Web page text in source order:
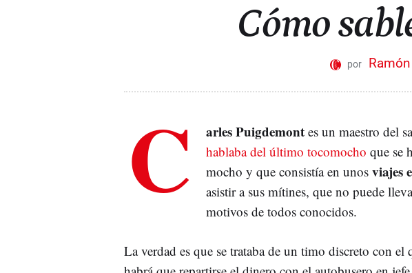
Cómo
C arles Puigdemont es un maestro del
hablaba del último tocomocho que se
mocho y que consistía en unos viajes
asistir a sus mítines, que no puede
motivos de todos conocidos.
La verdad es que se trataba de un timo discreto con